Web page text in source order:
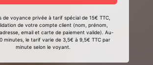
de voyance privée à tarif spécial de 15€ TTC,
de votre compte client (nom, prénom,
email et carte de paiement valide). Au-
minutes, le tarif varie de 3,5€ à 9,5€ TTC par
minute selon le voyant.